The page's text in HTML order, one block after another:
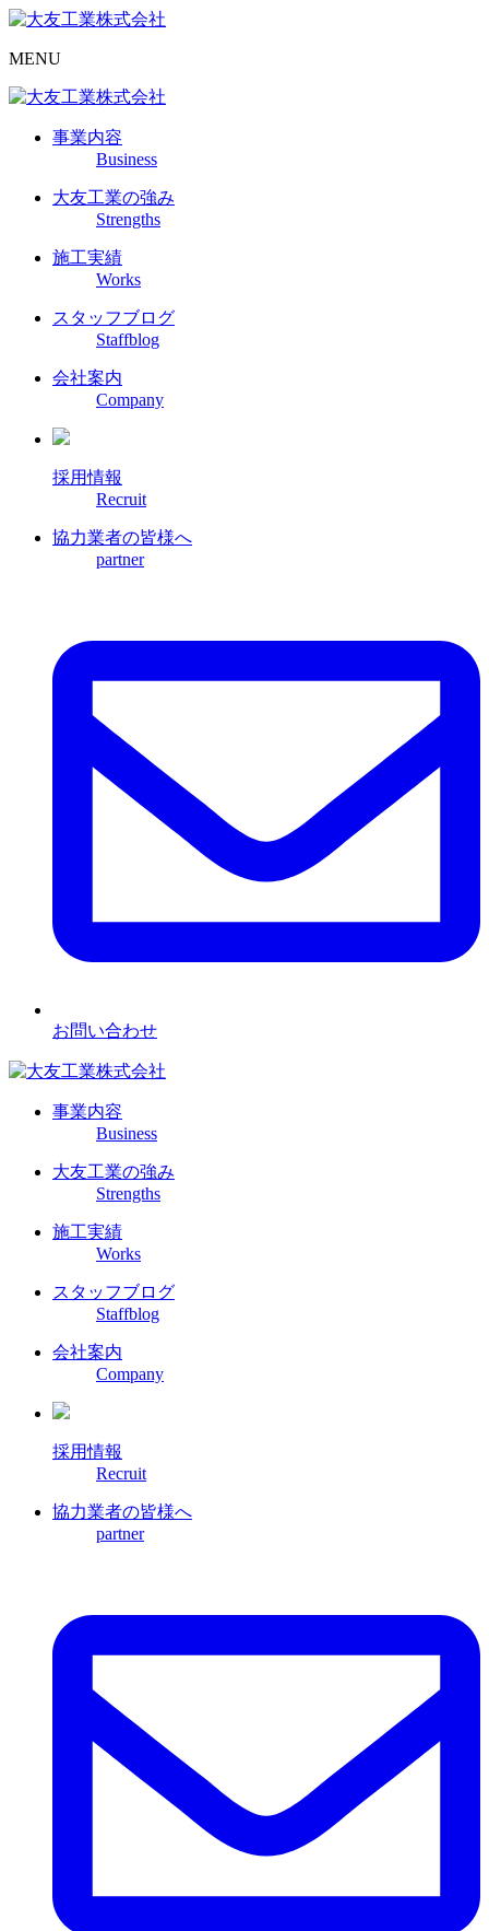
MENU
事業内容
Business
大友工業の強み
Strengths
施工実績
Works
スタッフブログ
Staffblog
会社案内
Company
採用情報
Recruit
協力業者の皆様へ
partner
お問い合わせ
事業内容
Business
大友工業の強み
Strengths
施工実績
Works
スタッフブログ
Staffblog
会社案内
Company
採用情報
Recruit
協力業者の皆様へ
partner